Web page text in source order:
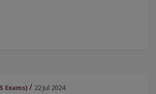
Exams) / 22 Jul 2024